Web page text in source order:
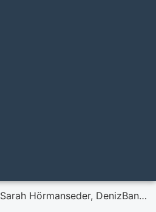
Sarah Hörmanseder, DenizBank: „Unsere Aufgabe ist es menschlich zu sein und den Durchblick zu behalten.”